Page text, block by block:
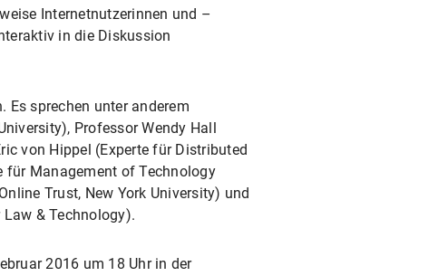
Internetnutzerinnen und –
in die Diskussion
Es sprechen unter anderem
Professor Wendy Hall
von Hippel (Experte für Distributed
für Management of Technology
Trust, New York University) und
& Technology).
2016 um 18 Uhr in der